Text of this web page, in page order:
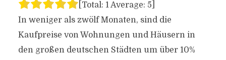
[Total: 1Average: 5
In weniger als zwölf Monaten, sind die
Kaufpreise von Wohnungen und Häusern in
den großen deutschen Städten um über 10%